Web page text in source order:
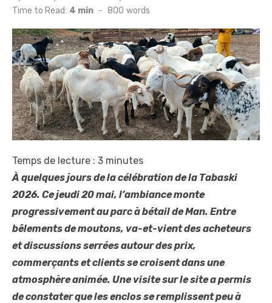
Time to Read: 4 min - 800 words
Temps de lecture : 3 minutes
À quelques jours de la célébration de la Tabaski
2026. Ce jeudi 20 mai, l’ambiance monte
progressivement au parc à bétail de Man. Entre
bêlements de moutons, va-et-vient des acheteurs
et discussions serrées autour des prix,
commerçants et clients se croisent dans une
atmosphère animée. Une visite sur le site a permis
de constater que les enclos se remplissent peu à